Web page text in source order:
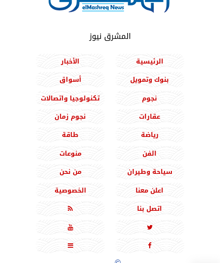
المشرق نيوز
الرئيسية
الأخبار
بنوك وتمويل
أسواق
نجوم
تكنولوجيا واتصالات
عقارات
نجوم زمان
رياضة
طاقة
الفن
منوعات
سياحة وطيران
من نحن
اعلن معنا
الخصوصية
اتصل بنا




